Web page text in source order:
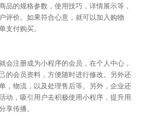
品的规格参数，使用技巧，详情展示等，
评价。如果符合心意，就可以加入购物
支付购买。
会注册成为小程序的会员，在个人中心，
的会员资料，方便随时进行修改。另外还
，物流，以及处理售后等。另外，企业还
动，吸引用户去积极使用小程序，提升用
享传播。